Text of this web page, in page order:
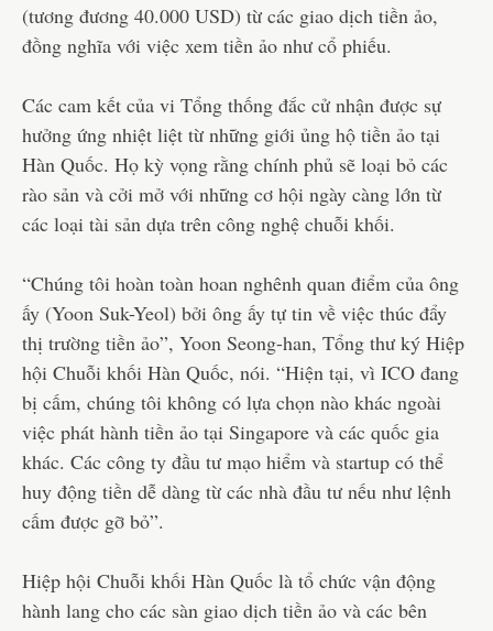
(tương đương 40.000 USD) từ các giao dịch tiền ảo,
đồng nghĩa với việc xem tiền ảo như cổ phiếu.
Các cam kết của vi Tổng thống đắc cử nhận được sự
hưởng ứng nhiệt liệt từ những giới ủng hộ tiền ảo tại
Hàn Quốc. Họ kỳ vọng rằng chính phủ sẽ loại bỏ các
rào sản và cởi mở với những cơ hội ngày càng lớn từ
các loại tài sản dựa trên công nghệ chuỗi khối.
“Chúng tôi hoàn toàn hoan nghênh quan điểm của ông
ấy (Yoon Suk-Yeol) bởi ông ấy tự tin về việc thúc đẩy
thị trường tiền ảo”, Yoon Seong-han, Tổng thư ký Hiệp
hội Chuỗi khối Hàn Quốc, nói. “Hiện tại, vì ICO đang
bị cấm, chúng tôi không có lựa chọn nào khác ngoài
việc phát hành tiền ảo tại Singapore và các quốc gia
khác. Các công ty đầu tư mạo hiểm và startup có thể
huy động tiền dễ dàng từ các nhà đầu tư nếu như lệnh
cấm được gỡ bỏ”.
Hiệp hội Chuỗi khối Hàn Quốc là tổ chức vận động
hành lang cho các sàn giao dịch tiền ảo và các bên